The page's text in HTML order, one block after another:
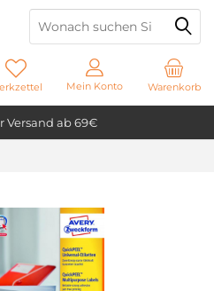
Versand ab 69€
Warenkorb
Mein Konto